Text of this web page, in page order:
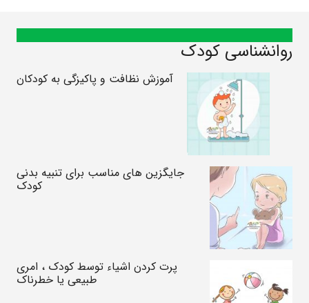
روانشناسی کودک
آموزش نظافت و پاکیزگی به کودکان
جایگزین های مناسب برای تنبیه بدنی
کودک
پرت کردن اشیاء توسط کودک ، امری
طبیعی یا خطرناک